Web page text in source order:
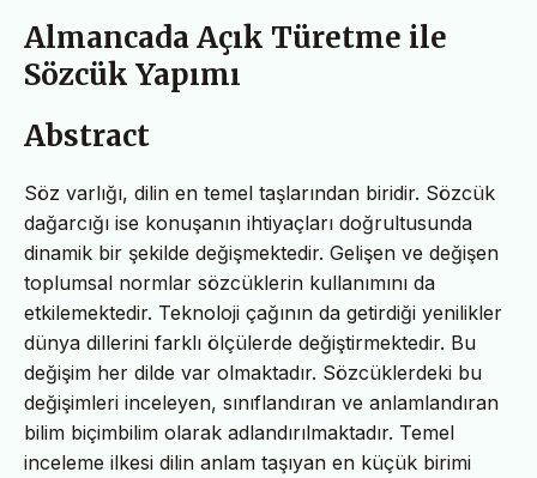
Almancada Açık Türetme ile
Sözcük Yapımı
Abstract
Söz varlığı, dilin en temel taşlarından biridir. Sözcük
dağarcığı ise konuşanın ihtiyaçları doğrultusunda
dinamik bir şekilde değişmektedir. Gelişen ve değişen
toplumsal normlar sözcüklerin kullanımını da
etkilemektedir. Teknoloji çağının da getirdiği yenilikler
dünya dillerini farklı ölçülerde değiştirmektedir. Bu
değişim her dilde var olmaktadır. Sözcüklerdeki bu
değişimleri inceleyen, sınıflandıran ve anlamlandıran
bilim biçimbilim olarak adlandırılmaktadır. Temel
inceleme ilkesi dilin anlam taşıyan en küçük birimi